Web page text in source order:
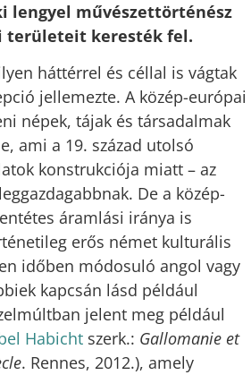
lengyel művészettörténész
területeit keresték fel.
háttérrel és céllal is vágtak
jellemezte. A közép-európai
népek, tájak és társadalmak
ami a 19. század utolsó
konstrukciója miatt – az
De a közép-
áramlási iránya is
erős német kulturális
időben módosuló angol vagy
kapcsán lásd például
jelent meg például
Habicht szerk.: Gallomanie et
. Rennes, 2012.), amely